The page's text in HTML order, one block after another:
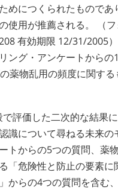
めにつくられたもので
使用が推薦される。 （
有効期限 12/31/2005
ング・アンケートからの
薬物乱用の頻度に関する
で評価した二次的な結果
識について尋ねる未来の
トからの5つの質問、薬
「危険性と防止の要素に
からの4つの質問を含む